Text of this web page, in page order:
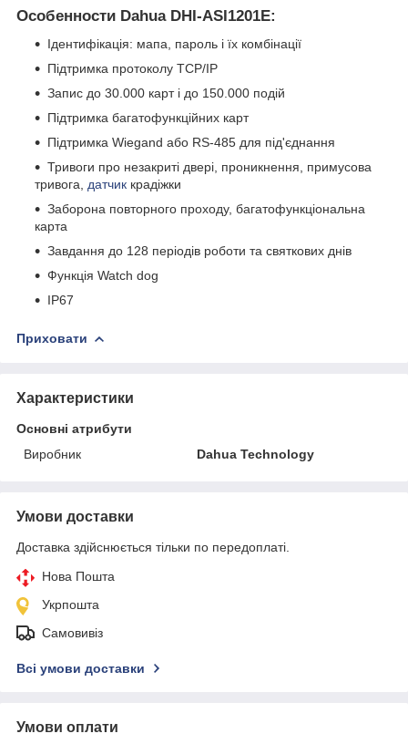
Особенности Dahua DHI-ASI1201E:
Ідентифікація: мапа, пароль і їх комбінації
Підтримка протоколу TCP/IP
Запис до 30.000 карт і до 150.000 подій
Підтримка багатофункційних карт
Підтримка Wiegand або RS-485 для під'єднання
Тривоги про незакриті двері, проникнення, примусова
тривога, датчик крадіжки
Заборона повторного проходу, багатофункціональна
карта
Завдання до 128 періодів роботи та святкових днів
Функція Watch dog
IP67
Приховати
Характеристики
Основні атрибути
Виробник
Dahua Technology
Умови доставки
Доставка здійснюється тільки по передоплаті.
Нова Пошта
Укрпошта
Самовивіз
Всі умови доставки
Умови оплати